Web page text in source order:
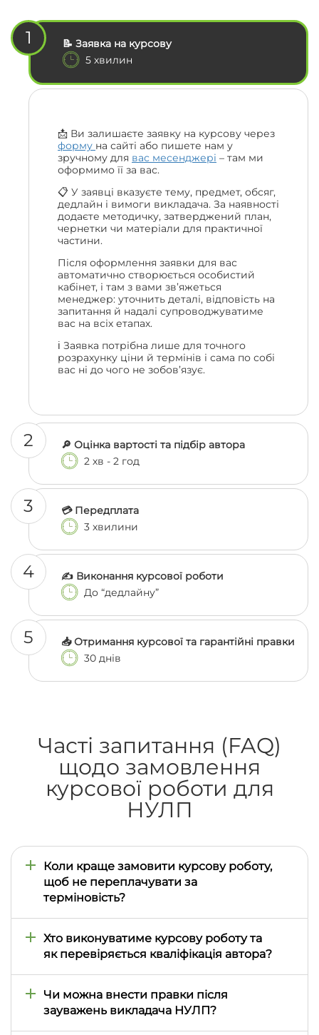
1
📝 Заявка на курсову
5 хвилин
📩 Ви залишаєте заявку на курсову через
форму на сайті або пишете нам у
зручному для вас месенджері – там ми
оформимо її за вас.
📋 У заявці вказуєте тему, предмет, обсяг,
дедлайн і вимоги викладача. За наявності
додаєте методичку, затверджений план,
чернетки чи матеріали для практичної
частини.
Після оформлення заявки для вас
автоматично створюється особистий
кабінет, і там з вами зв’яжеться
менеджер: уточнить деталі, відповість на
запитання й надалі супроводжуватиме
вас на всіх етапах.
ℹ️ Заявка потрібна лише для точного
розрахунку ціни й термінів і сама по собі
вас ні до чого не зобов’язує.
2
🔎 Оцінка вартості та підбір автора
2 хв - 2 год
3
💳 Передплата
3 хвилини
4
✍️ Виконання курсової роботи
До “дедлайну”
5
📥 Отримання курсової та гарантійні правки
30 днів
Часті запитання (FAQ)
щодо замовлення
курсової роботи для
НУЛП
Коли краще замовити курсову роботу,
щоб не переплачувати за
терміновість?
листопаді-грудні та квітні-травні, коли студенти
НУЛП готуються до модульного контролю та
завершення семестру. Оптимально оформити
замовлення за 10-14 днів до встановленого строку
здавання. Для курсових проєктів із розрахунками,
програмною частиною, кресленнями або
аналітичними матеріалами бажано передбачити
Хто виконуватиме курсову роботу та
як перевіряється кваліфікація автора?
викладач або експерт з освітою не нижче
магістерського рівня. Під час вибору автора
враховується напрям підготовки студента НУЛП,
оскільки вимоги до економічних, гуманітарних,
Чи можна внести правки після
зауважень викладача НУЛП?